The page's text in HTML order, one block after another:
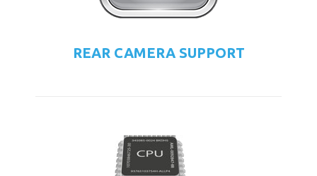
REAR CAMERA SUPPORT